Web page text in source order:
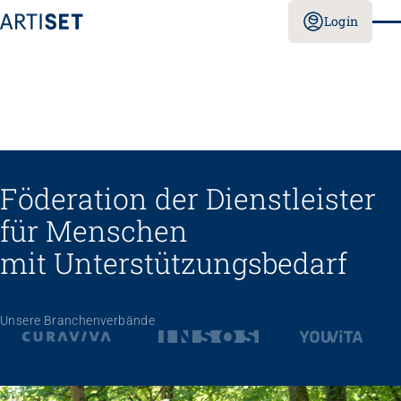
Login
Föderation der Dienstleister
für Menschen
mit Unterstützungs­bedarf
Unsere Branchenverbände